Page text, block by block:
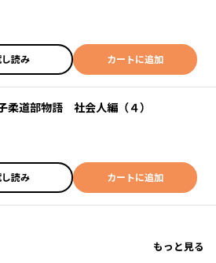
し読み カートに追加
柔道部物語 社会人編（４）
し読み カートに追加
もっと見る